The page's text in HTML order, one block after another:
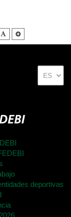
Default
font
deportivas